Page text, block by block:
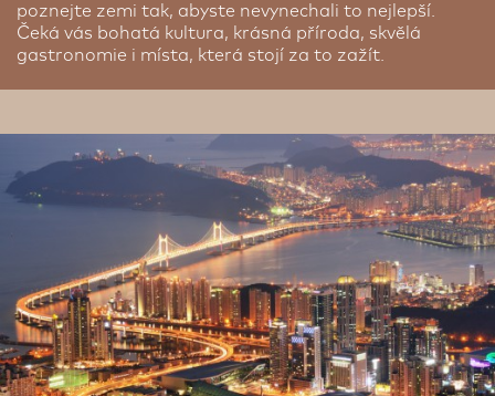
BEZPEČNOST V JIŽNÍ KOREJI
poznejte zemi tak, abyste nevynechali to nejlepší.
Čeká vás bohatá kultura, krásná příroda, skvělá
gastronomie i místa, která stojí za to zažít.